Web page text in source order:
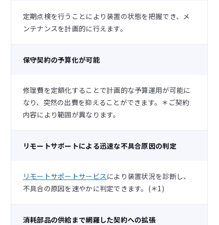
定期点検を行うことにより装置の状態を把握でき、メ
ンテナンスを計画的に行えます。
保守契約の予算化が可能
修理費を定額化することで計画的な予算運用が可能に
なり、突然の出費を抑えることができます。＊ご契約
内容により範囲が異なります。
リモートサポートによる迅速な不具合原因の判定
リモートサポートサービス により装置状況を診断し、
不具合の原因を速やかに判定できます。(＊1)
消耗部品の供給まで網羅した契約への拡張